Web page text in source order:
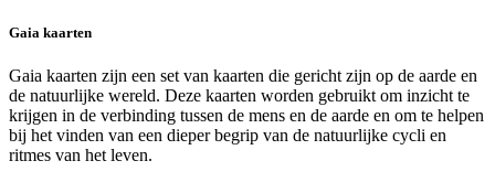
Gaia kaarten
Gaia kaarten zijn een set van kaarten die gericht zijn op de aarde en
de natuurlijke wereld. Deze kaarten worden gebruikt om inzicht te
krijgen in de verbinding tussen de mens en de aarde en om te helpen
bij het vinden van een dieper begrip van de natuurlijke cycli en
ritmes van het leven.